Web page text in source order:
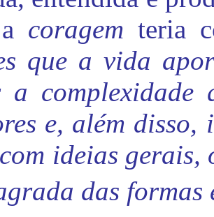
coragem teria
que a vida
a complexidade
e, além
ideias
das formas